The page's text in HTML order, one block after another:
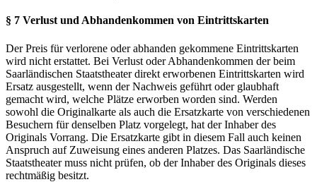
§ 7 Verlust und Abhandenkommen von Eintrittskarten
Der Preis für verlorene oder abhanden gekommene Eintrittskarten
wird nicht erstattet. Bei Verlust oder Abhandenkommen der beim
Saarländischen Staatstheater direkt erworbenen Eintrittskarten wird
Ersatz ausgestellt, wenn der Nachweis geführt oder glaubhaft
gemacht wird, welche Plätze erworben worden sind. Werden
sowohl die Originalkarte als auch die Ersatzkarte von verschiedenen
Besuchern für denselben Platz vorgelegt, hat der Inhaber des
Originals Vorrang. Die Ersatzkarte gibt in diesem Fall auch keinen
Anspruch auf Zuweisung eines anderen Platzes. Das Saarländische
Staatstheater muss nicht prüfen, ob der Inhaber des Originals dieses
rechtmäßig besitzt.